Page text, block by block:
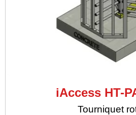
iAccess HT-
Tourniquet